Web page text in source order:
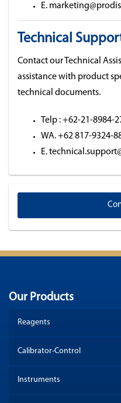
E.
Technical
Contact our Technical
assistance with product
technical documents.
Telp : +62-21-8984-
WA. +62 817-9324-
E.
Our Products
Reagents
Calibrator-Control
Instruments